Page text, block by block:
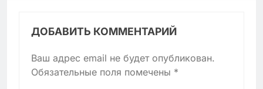
ДОБАВИТЬ КОММЕНТАРИЙ
Ваш адрес email не будет опубликован.
Обязательные поля помечены *